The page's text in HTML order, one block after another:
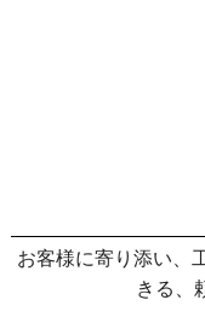
お客様に寄り添い、
きる、